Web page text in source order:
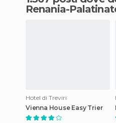
Renania-
Hotel di Treviri
Vienna House Easy Trier